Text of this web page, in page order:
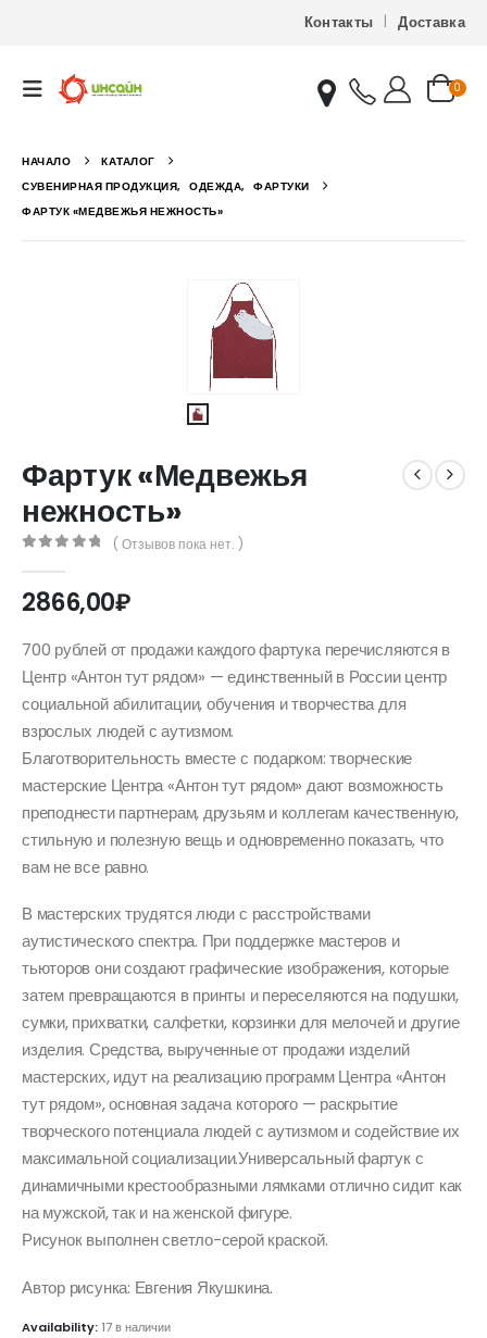
Контакты Доставка
0
НАЧАЛО
КАТАЛОГ
СУВЕНИРНАЯ ПРОДУКЦИЯ, ОДЕЖДА, ФАРТУКИ
ФАРТУК «МЕДВЕЖЬЯ НЕЖНОСТЬ»
Фартук «Медвежья
нежность»
( Отзывов пока нет. )
2866,00₽
700 рублей от продажи каждого фартука перечисляются в
Центр «Антон тут рядом» — единственный в России центр
социальной абилитации, обучения и творчества для
взрослых людей с аутизмом.
Благотворительность вместе с подарком: творческие
мастерские Центра «Антон тут рядом» дают возможность
преподнести партнерам, друзьям и коллегам качественную,
стильную и полезную вещь и одновременно показать, что
вам не все равно.
В мастерских трудятся люди с расстройствами
аутистического спектра. При поддержке мастеров и
тьюторов они создают графические изображения, которые
затем превращаются в принты и переселяются на подушки,
сумки, прихватки, салфетки, корзинки для мелочей и другие
изделия. Средства, вырученные от продажи изделий
мастерских, идут на реализацию программ Центра «Антон
тут рядом», основная задача которого — раскрытие
творческого потенциала людей с аутизмом и содействие их
максимальной социализации.Универсальный фартук с
динамичными крестообразными лямками отлично сидит как
на мужской, так и на женской фигуре.
Рисунок выполнен светло-серой краской.
Автор рисунка: Евгения Якушкина.
Availability: 17 в наличии